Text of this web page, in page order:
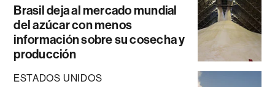
Brasil deja al mercado mundial
del azúcar con menos
información sobre su cosecha y
producción
ESTADOS UNIDOS